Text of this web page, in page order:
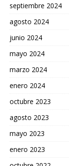
septiembre 2024
agosto 2024
junio 2024
mayo 2024
marzo 2024
enero 2024
octubre 2023
agosto 2023
mayo 2023
enero 2023